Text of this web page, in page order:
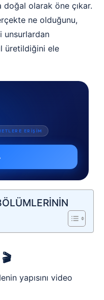
doğal olarak öne çıkar.
ne olduğunu,
unsurlardan
üretildiğini ele
ERİŞİM
yapısını video